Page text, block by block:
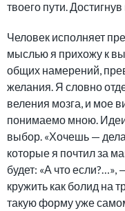
твоего пути.
Человек исполняет
мыслью я прихожу к
общих намерений,
желания. Я словно
веления мозга, и мое
понимаемо мною.
выбор. «Хочешь —
которые я почтил за
будет: «А что если?…»,
кружить как болид на
такую форму уже